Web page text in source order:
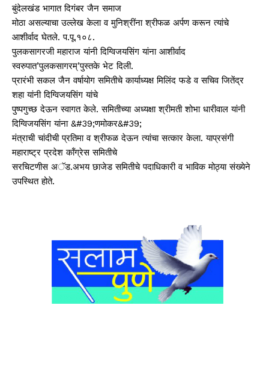
बुंदेलखंड भागात दिगंबर जैन समाज
मोठा असल्याचा उल्लेख केला व मुनिश्रींना श्रीफळ अर्पण करून त्यांचे
आशीर्वाद घेतले. प.पू.१०८.
पुलकसागरजी महाराज यांनी दिग्विजयसिंग यांना आशीर्वाद
स्वरुपात’पुलकसागरम्’पुस्तके भेट दिली.
प्रारंभी सकल जैन वर्षायोग समितीचे कार्याध्यक्ष मिलिंद फडे व सचिव जितेंद्र
शहा यांनी दिग्विजयसिंग यांचे
पुष्पगुच्छ देऊन स्वागत केले. समितीच्या अध्यक्षा श्रीमती शोभा धारीवाल यांनी
दिग्विजयसिंग यांना &#39;णमोकर&#39;
मंत्राची चांदीची प्रतिमा व श्रीफळ देऊन त्यांचा सत्कार केला. याप्रसंगी
महाराष्ट्र प्रदेश कॉंग्रेस समितीचे
सरचिटणीस अॅड.अभय छाजेड समितीचे पदाधिकारी व भाविक मोठ्या संख्येने
उपस्थित होते.